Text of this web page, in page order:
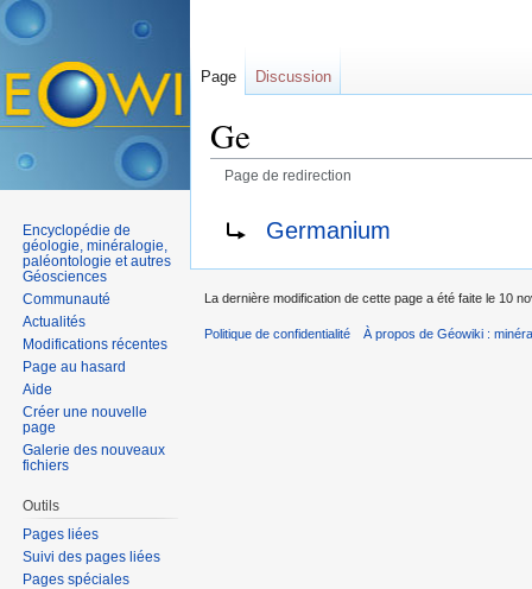
Ge
Page de redirection
Germanium
Page Discussion
Encyclopédie de
géologie, minéralogie,
paléontologie et autres
Géosciences
Communauté
Actualités
Modifications récentes
Page au hasard
Aide
Créer une nouvelle
page
Galerie des nouveaux
fichiers
Outils
Pages liées
Suivi des pages liées
Pages spéciales
La dernière modification de cette page a été faite le 10
Politique de confidentialité À propos de Géowiki :